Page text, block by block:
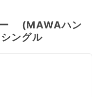
(MAWAハン
ングル